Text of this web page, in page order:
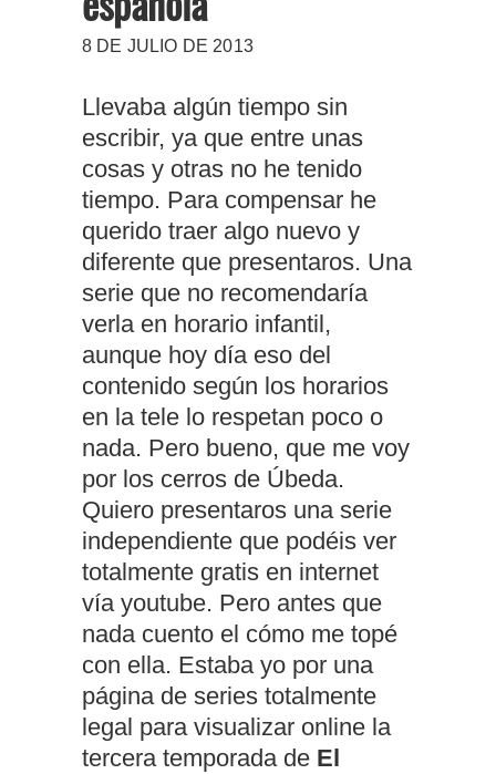
8 DE JULIO DE 2013
Llevaba algún tiempo sin
escribir, ya que entre unas
cosas y otras no he tenido
tiempo. Para compensar he
querido traer algo nuevo y
diferente que presentaros. Una
serie que no recomendaría
verla en horario infantil,
aunque hoy día eso del
contenido según los horarios
en la tele lo respetan poco o
nada. Pero bueno, que me voy
por los cerros de Úbeda.
Quiero presentaros una serie
independiente que podéis ver
totalmente gratis en internet
vía youtube. Pero antes que
nada cuento el cómo me topé
con ella. Estaba yo por una
página de series totalmente
legal para visualizar online la
tercera temporada de El